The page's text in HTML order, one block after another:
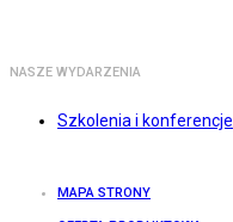
NASZE WYDARZENIA
Szkolenia i konferencje
MAPA STRONY